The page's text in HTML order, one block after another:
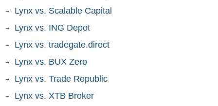
Lynx vs. Scalable Capital
Lynx vs. ING Depot
Lynx vs. tradegate.direct
Lynx vs. BUX Zero
Lynx vs. Trade Republic
Lynx vs. XTB Broker